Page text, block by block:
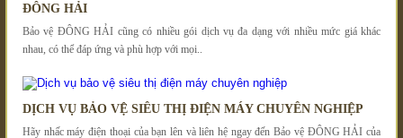
ĐÔNG HẢI
Bảo vệ ĐÔNG HẢI cũng có nhiều gói dịch vụ đa dạng với nhiều mức giá khác
nhau, có thể đáp ứng và phù hợp với mọi..
DỊCH VỤ BẢO VỆ SIÊU THỊ ĐIỆN MÁY CHUYÊN NGHIỆP
Hãy nhấc máy điện thoại của bạn lên và liên hệ ngay đến Bảo vệ ĐÔNG HẢI của